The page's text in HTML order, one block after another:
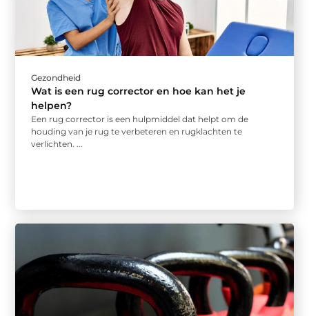
Gezondheid
Wat is een rug corrector en hoe kan het je
helpen?
Een rug corrector is een hulpmiddel dat helpt om de
houding van je rug te verbeteren en rugklachten te
verlichten. ...